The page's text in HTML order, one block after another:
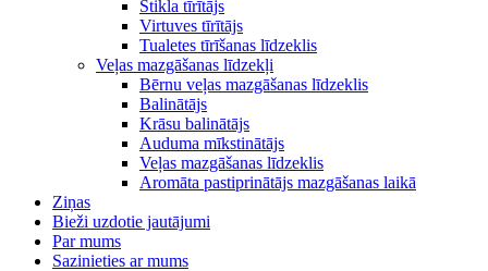
Stikla tīrītājs
Virtuves tīrītājs
Tualetes tīrīšanas līdzeklis
Veļas mazgāšanas līdzekļi
Bērnu veļas mazgāšanas līdzeklis
Balinātājs
Krāsu balinātājs
Auduma mīkstinātājs
Veļas mazgāšanas līdzeklis
Aromāta pastiprinātājs mazgāšanas laikā
Ziņas
Bieži uzdotie jautājumi
Par mums
Sazinieties ar mums